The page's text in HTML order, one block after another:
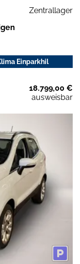
Zentrallager
Einparkhil
18.799,00 €
ausweisbar